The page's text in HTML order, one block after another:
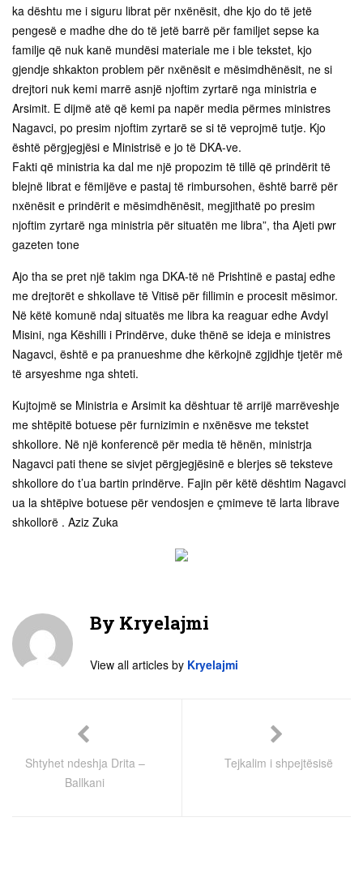
ka dështu me i siguru librat për nxënësit, dhe kjo do të jetë
pengesë e madhe dhe do të jetë barrë për familjet sepse ka
familje që nuk kanë mundësi materiale me i ble tekstet, kjo
gjendje shkakton problem për nxënësit e mësimdhënësit, ne si
drejtori nuk kemi marrë asnjë njoftim zyrtarë nga ministria e
Arsimit. E dijmë atë që kemi pa napër media përmes ministres
Nagavci, po presim njoftim zyrtarë se si të veprojmë tutje. Kjo
është përgjegjësi e Ministrisë e jo të DKA-ve.
Fakti që ministria ka dal me një propozim të tillë që prindërit të
blejnë librat e fëmijëve e pastaj të rimbursohen, është barrë për
nxënësit e prindërit e mësimdhënësit, megjithatë po presim
njoftim zyrtarë nga ministria për situatën me libra”, tha Ajeti pwr
gazeten tone
Ajo tha se pret një takim nga DKA-të në Prishtinë e pastaj edhe
me drejtorët e shkollave të Vitisë për fillimin e procesit mësimor.
Në këtë komunë ndaj situatës me libra ka reaguar edhe Avdyl
Misini, nga Këshilli i Prindërve, duke thënë se ideja e ministres
Nagavci, është e pa pranueshme dhe kërkojnë zgjidhje tjetër më
të arsyeshme nga shteti.
Kujtojmë se Ministria e Arsimit ka dështuar të arrijë marrëveshje
me shtëpitë botuese për furnizimin e nxënësve me tekstet
shkollore. Në një konferencë për media të hënën, ministrja
Nagavci pati thene se sivjet përgjegjësinë e blerjes së teksteve
shkollore do t’ua bartin prindërve. Fajin për këtë dështim Nagavci
ua la shtëpive botuese për vendosjen e çmimeve të larta librave
shkollorë . Aziz Zuka
By Kryelajmi
View all articles by Kryelajmi
Shtyhet ndeshja Drita –
Ballkani
Tejkalim i shpejtësisë